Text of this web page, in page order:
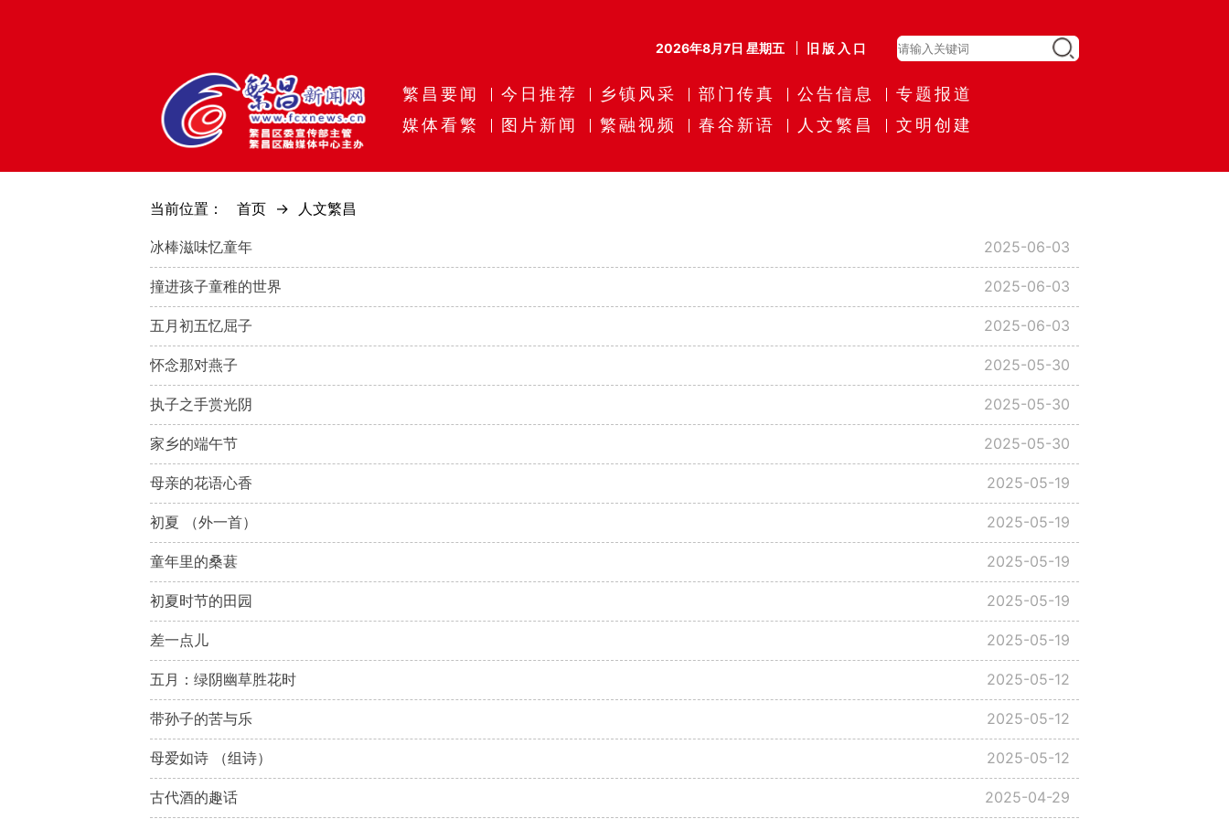
2026年8月7日 星期五 旧版入口
繁昌要闻 今日推荐 乡镇风采 部门传真 公告信息
专题报道
媒体看繁
图片新闻 繁融视频 春谷新语 人文繁昌 文明创建
当前位置： 首页 -> 人文繁昌
冰棒滋味忆童年 2025-06-03
撞进孩子童稚的世界 2025-06-03
五月初五忆屈子 2025-06-03
怀念那对燕子 2025-05-30
执子之手赏光阴 2025-05-30
家乡的端午节 2025-05-30
母亲的花语心香 2025-05-19
初夏 （外一首） 2025-05-19
童年里的桑葚 2025-05-19
初夏时节的田园 2025-05-19
差一点儿 2025-05-19
五月：绿阴幽草胜花时 2025-05-12
带孙子的苦与乐 2025-05-12
母爱如诗 （组诗） 2025-05-12
古代酒的趣话 2025-04-29